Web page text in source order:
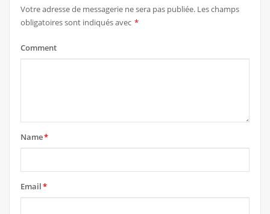
Votre adresse de messagerie ne sera pas publiée. Les champs
obligatoires sont indiqués avec *
Comment
Name*
Email*